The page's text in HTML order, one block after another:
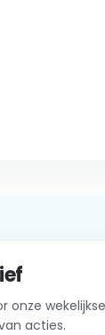
onze
acties.